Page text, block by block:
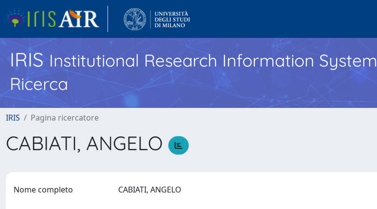
IRISInstitutional Research Information System
Ricerca
IRIS Pagina ricercatore
CABIATI, ANGELO
Nome completo CABIATI, ANGELO